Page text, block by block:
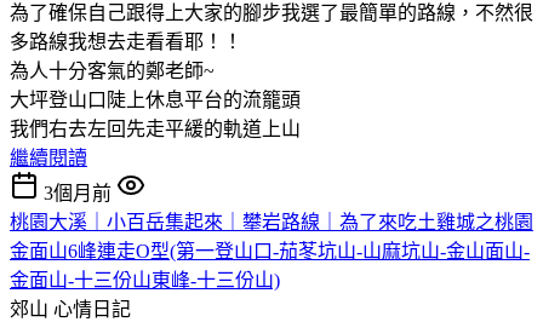
為了確保自己跟得上大家的腳步我選了最簡單的路線，不然很
多路線我想去走看看耶！！
為人十分客氣的鄭老師~
大坪登山口陡上休息平台的流籠頭
我們右去左回先走平緩的軌道上山
繼續閱讀
3個月前
桃園大溪｜小百岳集起來｜攀岩路線｜為了來吃土雞城之桃園
金面山6峰連走O型(第一登山口-茄苳坑山-山麻坑山-金山面山-
金面山-十三份山東峰-十三份山)
郊山 心情日記